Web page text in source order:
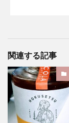
関連する記事